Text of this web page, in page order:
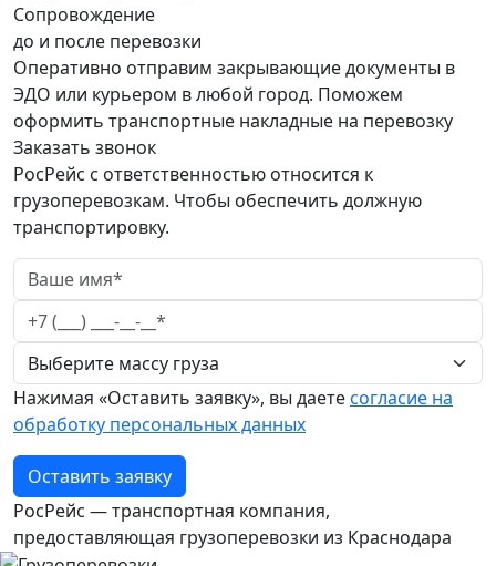
Сопровождение
до и после перевозки
Оперативно отправим закрывающие документы в
ЭДО или курьером в любой город. Поможем
оформить транспортные накладные на перевозку
Заказать звонок
РосРейс с ответственностью относится к
грузоперевозкам. Чтобы обеспечить должную
транспортировку.
Нажимая «Оставить заявку», вы даетесогласие на
обработку персональных данных
Оставить заявку
РосРейс — транспортная компания,
предоставляющая грузоперевозки из Краснодара